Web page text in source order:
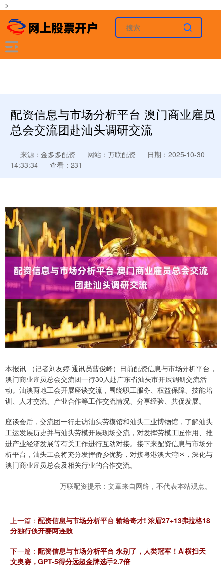
-->
配资信息与市场分析平台 澳门商业雇员
总会交流团赴汕头调研交流
来源：金多多配资 网站：万联配资
日期：2025-10-30
14:33:34
查看：231
本报讯 （记者刘友婷 通讯员曹俊峰）日前配资信息与市场分析平台，
澳门商业雇员总会交流团一行30人赴广东省汕头市开展调研交流活
动。汕澳两地工会开展座谈交流，围绕职工服务、权益保障、技能培
训、人才交流、产业合作等工作交流情况、分享经验、共促发展。
座谈会后，交流团一行走访汕头劳模馆和汕头工业博物馆，了解汕头
工运发展历史并与汕头劳模开展现场交流，对发挥劳模工匠作用、推
进产业经济发展等有关工作进行互动对接。接下来配资信息与市场分
析平台，汕头工会将充分发挥侨乡优势，对接粤港澳大湾区，深化与
澳门商业雇员总会及相关行业的合作交流。
万联配资提示：文章来自网络，不代表本站观点。
上一篇： 配资信息与市场分析平台 输给奇才! 浓眉27+13弗拉格18
分独行侠开赛两连败
下一篇： 配资信息与市场分析平台 永别了，人类冠军！AI横扫天
文奥赛，GPT-5得分远超金牌选手2.7倍